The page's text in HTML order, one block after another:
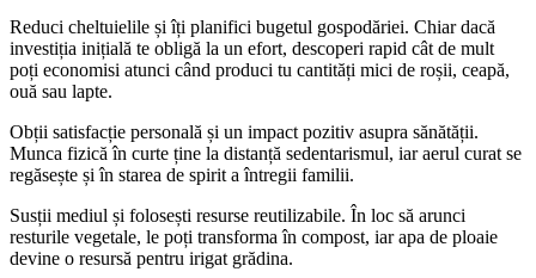
Reduci cheltuielile și îți planifici bugetul gospodăriei. Chiar dacă
investiția inițială te obligă la un efort, descoperi rapid cât de mult
poți economisi atunci când produci tu cantități mici de roșii, ceapă,
ouă sau lapte.
Obții satisfacție personală și un impact pozitiv asupra sănătății.
Munca fizică în curte ține la distanță sedentarismul, iar aerul curat se
regăsește și în starea de spirit a întregii familii.
Susții mediul și folosești resurse reutilizabile. În loc să arunci
resturile vegetale, le poți transforma în compost, iar apa de ploaie
devine o resursă pentru irigat grădina.